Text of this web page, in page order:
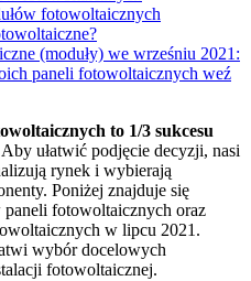
fotowoltaicznych
(moduły) we wrześniu 2021:
paneli fotowoltaicznych weź
to 1/3 sukcesu
Aby ułatwić podjęcie decyzji, nasi
rynek i wybierają
Poniżej znajduje się
fotowoltaicznych oraz
w lipcu 2021.
wybór docelowych
fotowoltaicznej.